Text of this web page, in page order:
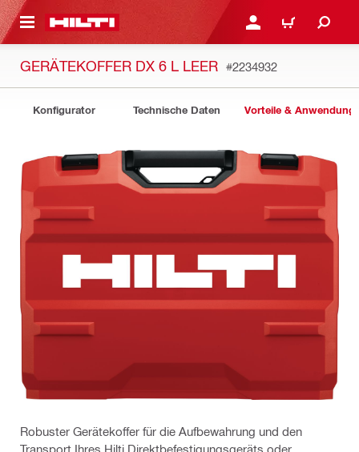
ANMELDEN ODER
WARENKORB
GERÄTEKOFFER DX 6 L LEER #2234932
Konfigurator Technische Daten Vorteile &
Robuster Gerätekoffer für die Aufbewahrung und den
Transport Ihres Hilti Direktbefestigungsgeräts oder